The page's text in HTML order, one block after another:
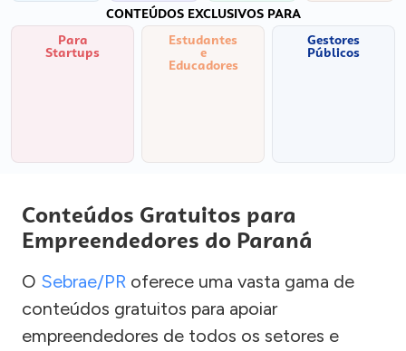
CONTEÚDOS EXCLUSIVOS PARA
Para
Startups
Estudantes
e
Educadores
Gestores
Públicos
Conteúdos Gratuitos para
Empreendedores do Paraná
O Sebrae/PR oferece uma vasta gama de
conteúdos gratuitos para apoiar
empreendedores de todos os setores e